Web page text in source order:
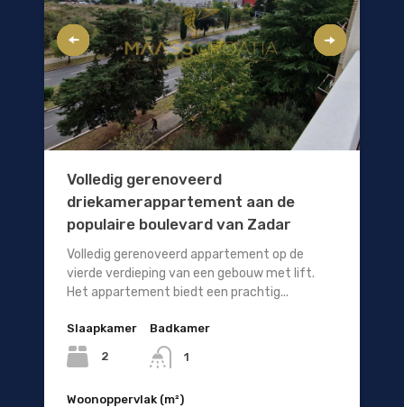
Volledig gerenoveerd
driekamerappartement aan de
populaire boulevard van Zadar
Volledig gerenoveerd appartement op de
vierde verdieping van een gebouw met lift.
Het appartement biedt een prachtig...
Slaapkamer
2
Badkamer
1
Woonoppervlak (m²)